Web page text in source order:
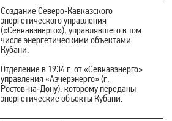
Создание Северо‑Кавказского
энергетического управления
(«Севкавэнерго»), управлявшего в том
числе энергетическими объектами
Кубани.
Отделение в 1934 г. от «Севкавэнерго»
управления «Азчерэнерго» (г.
Ростов‑на‑Дону), которому переданы
энергетические объекты Кубани.